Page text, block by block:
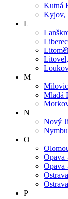
Kutná
Kyjov,
L
M
Mladá
N
Nový
O
Opava
Opava
P